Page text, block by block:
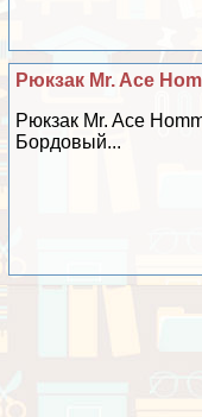
Рюкзак Mr. Ace
Рюкзак Mr. Ace
Бордовый...